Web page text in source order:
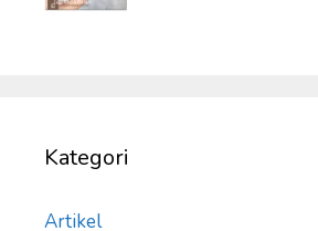
Kategori
Artikel